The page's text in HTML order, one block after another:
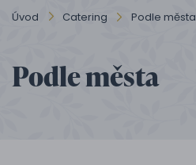
Úvod Catering Podle města
Podle města